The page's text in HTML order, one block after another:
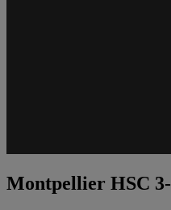
Montpellier HSC